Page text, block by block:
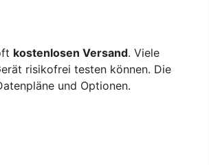
kostenlosen Versand. Viele
risikofrei testen können. Die
und Optionen.